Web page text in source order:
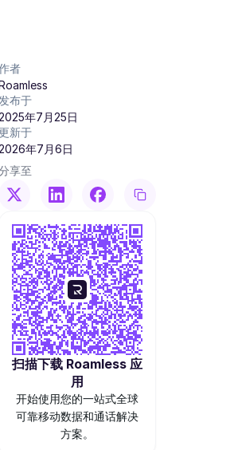
者
发布于
年7月25日
新于
年7月6日
享至
扫描下载 Roamless 应
用
开始使用您的一站式全球
可靠移动数据和通话解决
方案。